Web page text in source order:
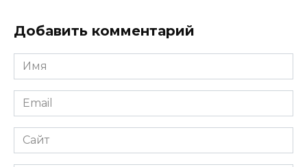
Добавить комментарий
Имя
*
Email
*
Сайт